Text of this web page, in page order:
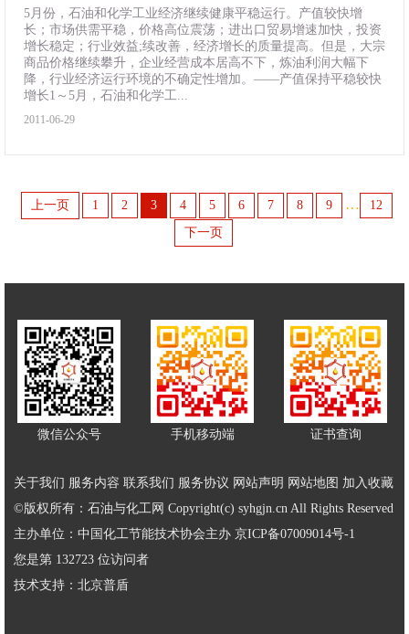
5月份，石油和化学工业经济继续健康平稳运行。产值较快增
长；市场供需平稳，价格高位震荡；进出口贸易增速加快，投资
增长稳定；行业效益;续改善，经济增长的质量提高。但是，大宗
商品价格继续攀升，企业经营成本居高不下，炼油利润大幅下
降，行业经济运行环境的不确定性增加。——产值保持平稳较快
增长1～5月，石油和化学工...
2011-06-29
上一页 1 2 3 4 5 6 7 8 9 …
12
下一页
微信公众号 手机移动端 证书查询
关于我们 服务内容 联系我们 服务协议 网站声明 网站地图 加入收藏
©版权所有：石油与化工网 Copyright(c) syhgjn.cn All Rights Reserved
主办单位：中国化工节能技术协会主办 京ICP备07009014号-1
您是第 132723 位访问者
技术支持： 北京普盾